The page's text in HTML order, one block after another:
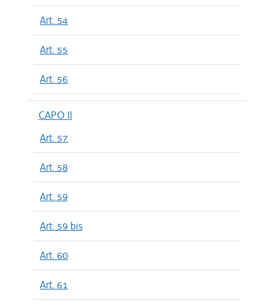
Art. 54
Art. 55
Art. 56
CAPO II
Art. 57
Art. 58
Art. 59
Art. 59 bis
Art. 60
Art. 61